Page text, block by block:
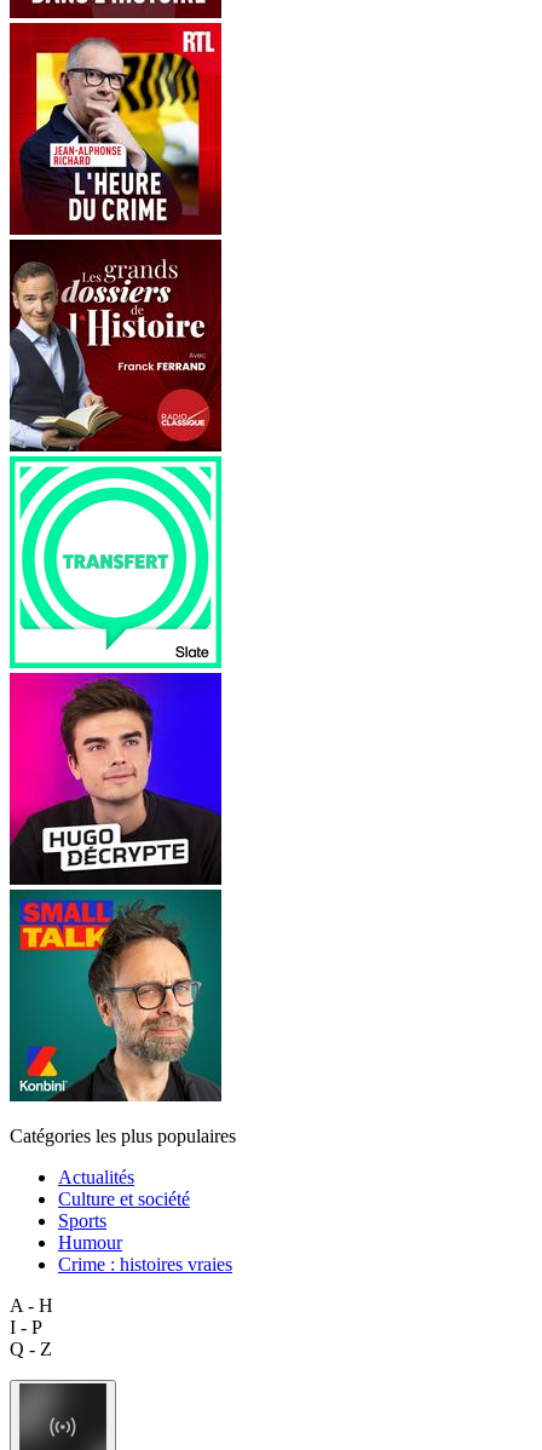
Catégories les plus populaires
Actualités
Culture et société
Sports
Humour
Crime : histoires vraies
A - H
I - P
Q - Z